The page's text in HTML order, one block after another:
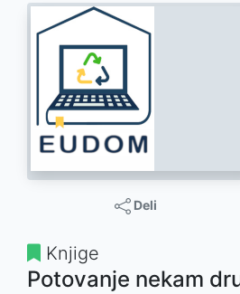
Deli
Knjige
Potovanje nekam